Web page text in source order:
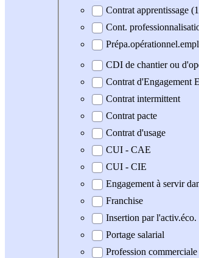
Contrat apprentissage
Cont.
CDI de chantier ou
Contrat d'Engagement
Contrat intermittent
Contrat pacte
Contrat d'usage
CUI - CAE
CUI - CIE
Engagement à servir
Franchise
Insertion par l'activ.éco.
Portage salarial
Profession commerciale